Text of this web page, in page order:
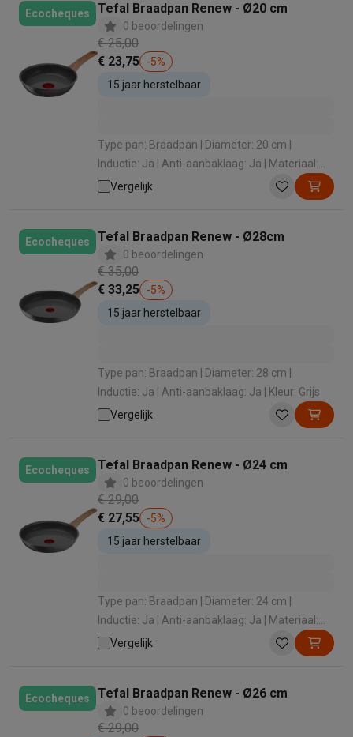
Ecocheques Tefal Braadpan Renew - Ø20 cm
0 beoordelingen
€ 25,00
€ 23,75
-5%
15 jaar herstelbaar
Type pan: Braadpan | Diameter: 20 cm |
Inductie: Ja | Anti-aanbaklaag: Ja | Materiaal:
Aluminium
Vergelijk
Ecocheques Tefal Braadpan Renew - Ø28cm
0 beoordelingen
€ 35,00
€ 33,25
-5%
15 jaar herstelbaar
Type pan: Braadpan | Diameter: 28 cm |
Inductie: Ja | Anti-aanbaklaag: Ja | Kleur: Grijs
Vergelijk
Ecocheques Tefal Braadpan Renew - Ø24 cm
0 beoordelingen
€ 29,00
€ 27,55
-5%
15 jaar herstelbaar
Type pan: Braadpan | Diameter: 24 cm |
Inductie: Ja | Anti-aanbaklaag: Ja | Materiaal:
Aluminium
Vergelijk
Ecocheques Tefal Braadpan Renew - Ø26 cm
0 beoordelingen
€ 29,00